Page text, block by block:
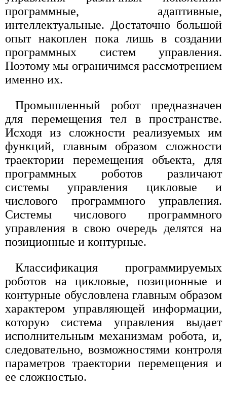
программные, адаптивные,
интеллектуальные. Достаточно большой
опыт накоплен пока лишь в создании
программных систем управления.
Поэтому мы ограничимся рассмотрением
именно их.
Промышленный робот предназначен
для перемещения тел в пространстве.
Исходя из сложности реализуемых им
функций, главным образом сложности
траектории перемещения объекта, для
программных роботов различают
системы управления цикловые и
числового программного управления.
Системы числового программного
управления в свою очередь делятся на
позиционные и контурные.
Классификация программируемых
роботов на цикловые, позиционные и
контурные обусловлена главным образом
характером управляющей информации,
которую система управления выдает
исполнительным механизмам робота, и,
следовательно, возможностями контроля
параметров траектории перемещения и
ее сложностью.